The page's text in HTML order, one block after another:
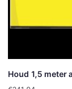
Houd 1,5 meter